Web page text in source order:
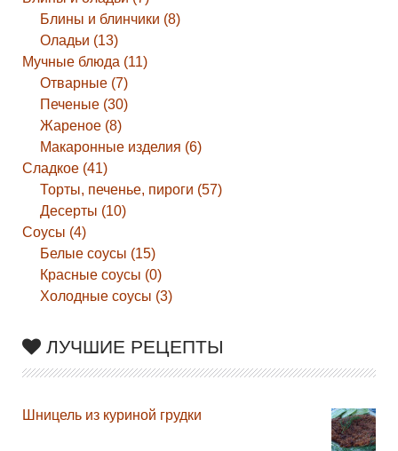
Блины и блинчики (8)
Оладьи (13)
Мучные блюда (11)
Отварные (7)
Печеные (30)
Жареное (8)
Макаронные изделия (6)
Сладкое (41)
Торты, печенье, пироги (57)
Десерты (10)
Соусы (4)
Белые соусы (15)
Красные соусы (0)
Холодные соусы (3)
ЛУЧШИЕ РЕЦЕПТЫ
Шницель из куриной грудки